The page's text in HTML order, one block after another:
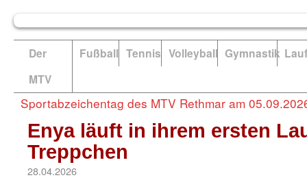
Der
MTV
Fußball Tennis Volleyball Gymnastik
Sportabzeichentag des MTV Rethmar am
Enya läuft in ihrem ersten
Treppchen
28.04.2026